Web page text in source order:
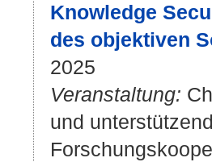
Knowledge
des objektiven
2025
Veranstaltung:
und